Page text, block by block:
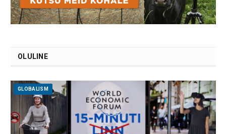
OLULINE
GLOBALISM